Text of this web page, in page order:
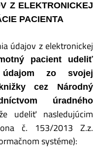
Z ELEKTRONICKEJ
PACIENTA
údajov z elektronickej
pacient udeliť
zo svojej
cez Národný
úradného
udeliť nasledujúcim
č. 153/2013 Z.z.
systéme):